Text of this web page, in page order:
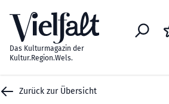
Das Kulturmagazin der
Kultur.Region.Wels.
Zurück zur Übersicht